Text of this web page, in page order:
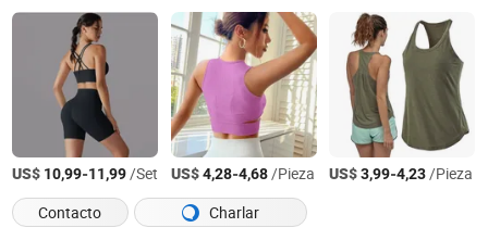
US$ 10,99-11,99/Set US$4,28-4,68/Pieza US$3,99-4,23/Pieza
Contacto
Charlar